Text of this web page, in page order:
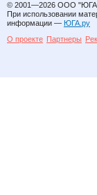
© 2001—2026 ООО
При использовании
информации — ЮГА.ру
О проекте Партнеры